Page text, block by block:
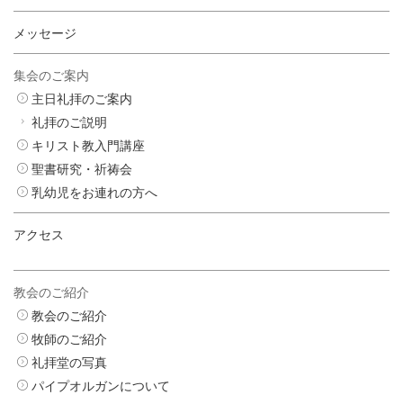
メッセージ
集会のご案内
主日礼拝のご案内
礼拝のご説明
キリスト教入門講座
聖書研究・祈祷会
乳幼児をお連れの方へ
アクセス
教会のご紹介
教会のご紹介
牧師のご紹介
礼拝堂の写真
パイプオルガンについて